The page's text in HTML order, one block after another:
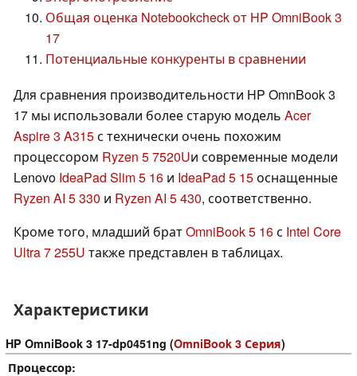
Общая оценка Notebookcheck от HP OmniBook 3
17
Потенциальные конкуренты в сравнении
Для сравнения производительности HP OmnBook 3
17 мы использовали более старую модель Acer
Aspire 3 A315с технически очень похожим
процессором Ryzen 5 7520Uи современные модели
Lenovo IdeaPad Slim 5 16 и IdeaPad 5 15оснащенные
Ryzen AI 5 330 и Ryzen AI 5 430, соответственно.
Кроме того, младший братOmniBook 5 16с Intel Core
Ultra 7 255U также представлен в таблицах.
Характеристики
HP OmniBook 3 17-dp0451ng (OmniBook 3 Серия)
Процессор